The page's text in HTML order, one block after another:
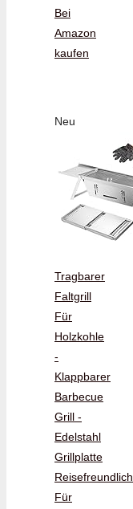
Bei
Amazon
kaufen
Neu
Tragbarer
Faltgrill
Für
Holzkohle
-
Klappbarer
Barbecue
Grill -
Edelstahl
Grillplatte
Reisefreundlich
Für